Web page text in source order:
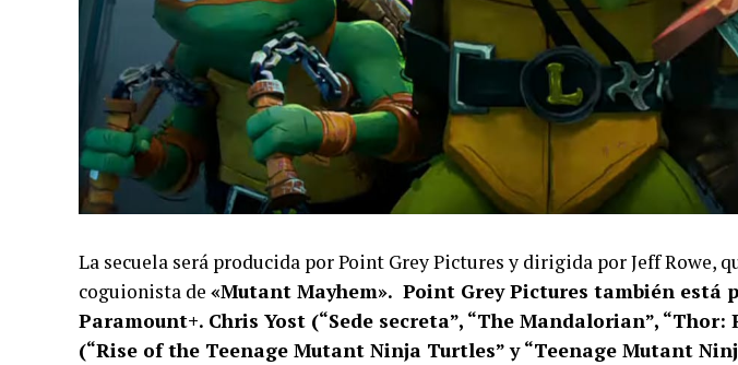
La secuela será producida por Point Grey Pictures y dirigida por Jeff Rowe,
coguionista de «Mutant Mayhem». Point Grey Pictures también está
Paramount+. Chris Yost (“Sede secreta”, “The Mandalorian”,
(“Rise of the Teenage Mutant Ninja Turtles” y “Teenage Mutant